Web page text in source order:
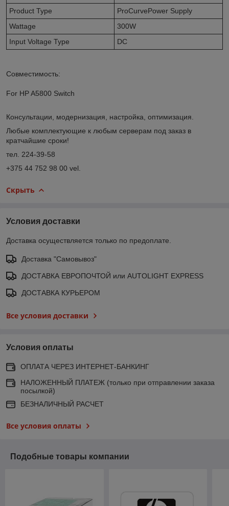
Product Type
ProCurvePower Supply
Wattage
300W
Input Voltage Type
DC
Совместимость:
For HP A5800 Switch
Консультации, модернизация, настройка, оптимизация.
Любые комплектующие к любым серверам под заказ в
кратчайшие сроки!
тел. 224-39-58
+375 44 752 98 00 vel.
Скрыть
Условия доставки
Доставка осуществляется только по предоплате.
Доставка "Самовывоз"
ДОСТАВКА ЕВРОПОЧТОЙ или AUTOLIGHT EXPRESS
ДОСТАВКА КУРЬЕРОМ
Все условия доставки
Условия оплаты
ОПЛАТА ЧЕРЕЗ ИНТЕРНЕТ-БАНКИНГ
НАЛОЖЕННЫЙ ПЛАТЕЖ (только при отправлении заказа
посылкой)
БЕЗНАЛИЧНЫЙ РАСЧЕТ
Все условия оплаты
Подобные товары компании